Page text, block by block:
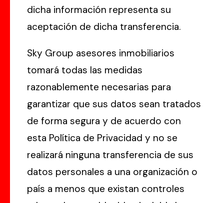
dicha información representa su
aceptación de dicha transferencia.
Sky Group asesores inmobiliarios
tomará todas las medidas
razonablemente necesarias para
garantizar que sus datos sean tratados
de forma segura y de acuerdo con
esta Política de Privacidad y no se
realizará ninguna transferencia de sus
datos personales a una organización o
país a menos que existan controles